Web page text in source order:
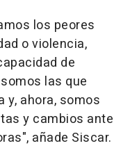
los peores
o violencia,
de
las que
y, ahora, somos
y cambios ante
añade Siscar.